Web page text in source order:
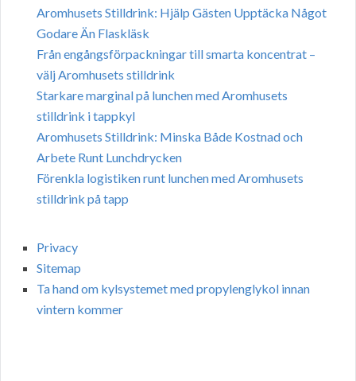
Aromhusets Stilldrink: Hjälp Gästen Upptäcka Något
Godare Än Flaskläsk
Från engångsförpackningar till smarta koncentrat –
välj Aromhusets stilldrink
Starkare marginal på lunchen med Aromhusets
stilldrink i tappkyl
Aromhusets Stilldrink: Minska Både Kostnad och
Arbete Runt Lunchdrycken
Förenkla logistiken runt lunchen med Aromhusets
stilldrink på tapp
Privacy
Sitemap
Ta hand om kylsystemet med propylenglykol innan
vintern kommer